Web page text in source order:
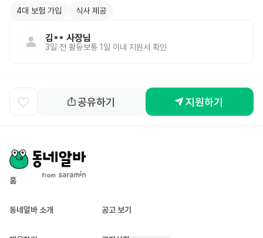
4대 보험 가입 식사 제공
김** 사장님
3일 전 활동 보통 1일 이내 지원서 확인
공유하기 지원하기
홈
동네알바 소개 공고 보기